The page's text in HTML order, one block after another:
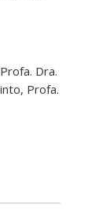
Dra.
Profa.